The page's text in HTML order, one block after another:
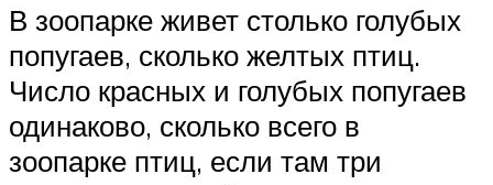
В зоопарке живет столько голубых
попугаев, сколько желтых птиц.
Число красных и голубых попугаев
одинаково, сколько всего в
зоопарке птиц, если там три